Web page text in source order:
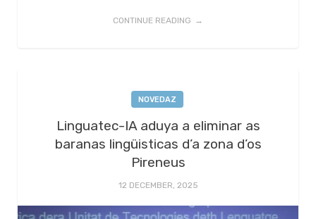
CONTINUE READING
NOVEDAZ
Linguatec-IA aduya a eliminar as
baranas lingüisticas d’a zona d’os
Pireneus
12 DECEMBER, 2025